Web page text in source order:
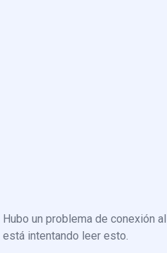
Hubo un problema de conexión
está intentando leer esto.